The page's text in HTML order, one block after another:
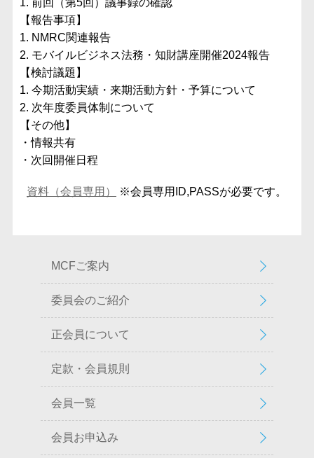
1. 前回（第5回）議事録の確認
【報告事項】
1. NMRC関連報告
2. モバイルビジネス法務・知財講座開催2024報告
【検討議題】
1. 今期活動実績・来期活動方針・予算について
2. 次年度委員体制について
【その他】
・情報共有
・次回開催日程
資料（会員専用） ※会員専用ID,PASSが必要です。
MCFご案内
委員会のご紹介
正会員について
定款・会員規則
会員一覧
会員お申込み